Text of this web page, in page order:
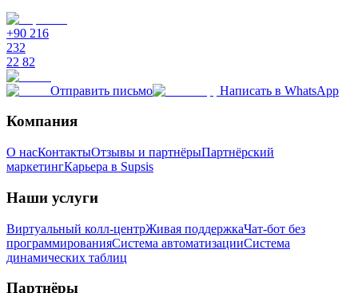
+90 216
232
22 82
Отправить письмо Написать в WhatsApp
Компания
О насКонтактыОтзывы и партнёрыПартнёрский
маркетингКарьера в Supsis
Наши услуги
Виртуальный колл-центрЖивая поддержкаЧат-бот без
программированияСистема автоматизацииСистема
динамических таблиц
Партнёры